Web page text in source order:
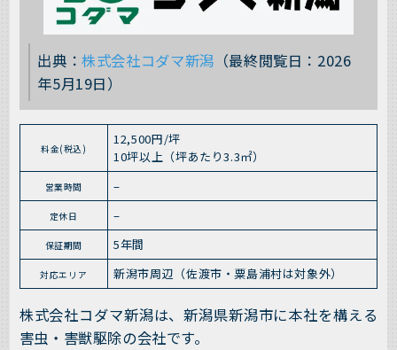
出典：株式会社コダマ新潟 （最終閲覧日：2026
年5月19日）
料金(税込)
12,500円/坪
10坪以上（坪あたり3.3㎡）
営業時間 –
定休日 –
保証期間 5年間
対応エリア 新潟市周辺（佐渡市・粟島浦村は対象外）
株式会社コダマ新潟は、新潟県新潟市に本社を構える
害虫・害獣駆除の会社です。